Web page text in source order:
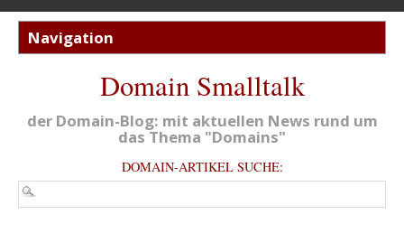
Domain Smalltalk
der Domain-Blog: mit aktuellen News rund um
das Thema "Domains"
DOMAIN-ARTIKEL SUCHE: